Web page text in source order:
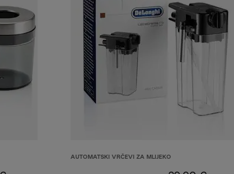
AUTOMATSKI VRČEVI ZA MLIJEKO